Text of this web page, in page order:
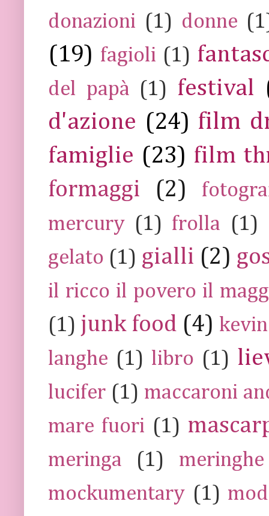
donazioni (1) donne
(19) fagioli (1)
del papà (1) festival
d'azione (24) film
famiglie (23) film
formaggi
(2)
mercury (1) frolla (1)
gelato (1) gialli (2)
il ricco il povero il
(1) junk food (4)
langhe (1) libro (1)
lucifer (1) maccaroni
mare fuori (1)
meringa (1)
meringhe
mockumentary (1)